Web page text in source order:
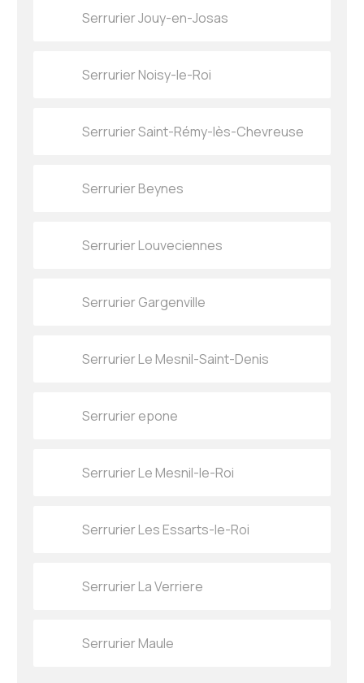
Serrurier Jouy-en-Josas
Serrurier Noisy-le-Roi
Serrurier Saint-Rémy-lès-Chevreuse
Serrurier Beynes
Serrurier Louveciennes
Serrurier Gargenville
Serrurier Le Mesnil-Saint-Denis
Serrurier epone
Serrurier Le Mesnil-le-Roi
Serrurier Les Essarts-le-Roi
Serrurier La Verriere
Serrurier Maule